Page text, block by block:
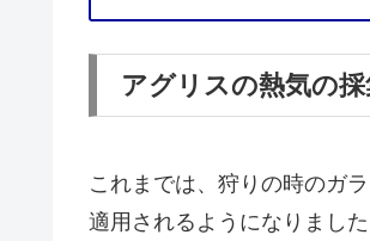
アグリスの熱気の
これまでは、狩りの時のガ
適用されるようになりました